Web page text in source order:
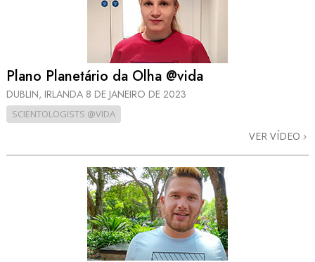
Plano Planetário da Olha @vida
DUBLIN, IRLANDA 8 DE JANEIRO DE 2023
SCIENTOLOGISTS @VIDA
VER VÍDEO